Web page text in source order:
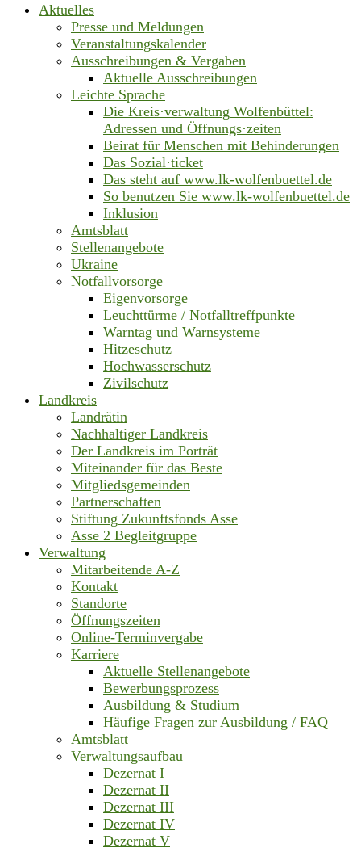
Aktuelles
Presse und Meldungen
Veranstaltungskalender
Ausschreibungen & Vergaben
Aktuelle Ausschreibungen
Leichte Sprache
Die Kreis·verwaltung Wolfenbüttel:
Adressen und Öffnungs·zeiten
Beirat für Menschen mit Behinderungen
Das Sozial·ticket
Das steht auf www.lk-wolfenbuettel.de
So benutzen Sie www.lk-wolfenbuettel.de
Inklusion
Amtsblatt
Stellenangebote
Ukraine
Notfallvorsorge
Eigenvorsorge
Leuchttürme / Notfalltreffpunkte
Warntag und Warnsysteme
Hitzeschutz
Hochwasserschutz
Zivilschutz
Landkreis
Landrätin
Nachhaltiger Landkreis
Der Landkreis im Porträt
Miteinander für das Beste
Mitgliedsgemeinden
Partnerschaften
Stiftung Zukunftsfonds Asse
Asse 2 Begleitgruppe
Verwaltung
Mitarbeitende A-Z
Kontakt
Standorte
Öffnungszeiten
Online-Terminvergabe
Karriere
Aktuelle Stellenangebote
Bewerbungsprozess
Ausbildung & Studium
Häufige Fragen zur Ausbildung / FAQ
Amtsblatt
Verwaltungsaufbau
Dezernat I
Dezernat II
Dezernat III
Dezernat IV
Dezernat V